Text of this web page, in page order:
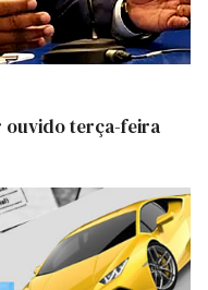
ouvido terça-feira